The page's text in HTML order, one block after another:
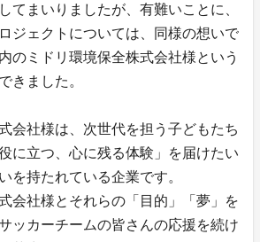
てまいりましたが、有難いことに、
ジェクトについては、同様の想いで
のミドリ環境保全株式会社様という
きました。
会社様は、次世代を担う子どもたち
に立つ、心に残る体験」を届けたい
を持たれている企業です。
会社様とそれらの「目的」「夢」を
ッカーチームの皆さんの応援を続け